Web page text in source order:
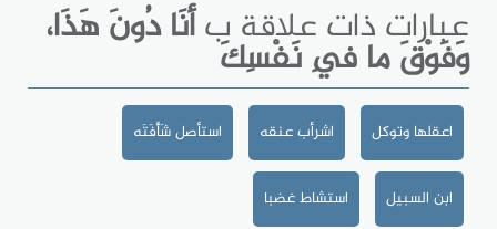
عبارات ذات علاقة بأنَا دُونَ هَذَا،
وَفَوْقَ ما فيِ نَفْسِكَ
اعقلها وتوكل اشرأب عنقه استأصل شَأْفَتَه
ابن السبيل استشاط غضبا